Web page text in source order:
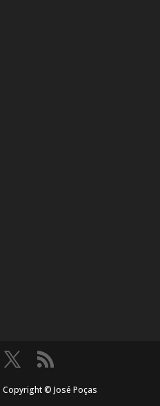
Copyright © José Poças